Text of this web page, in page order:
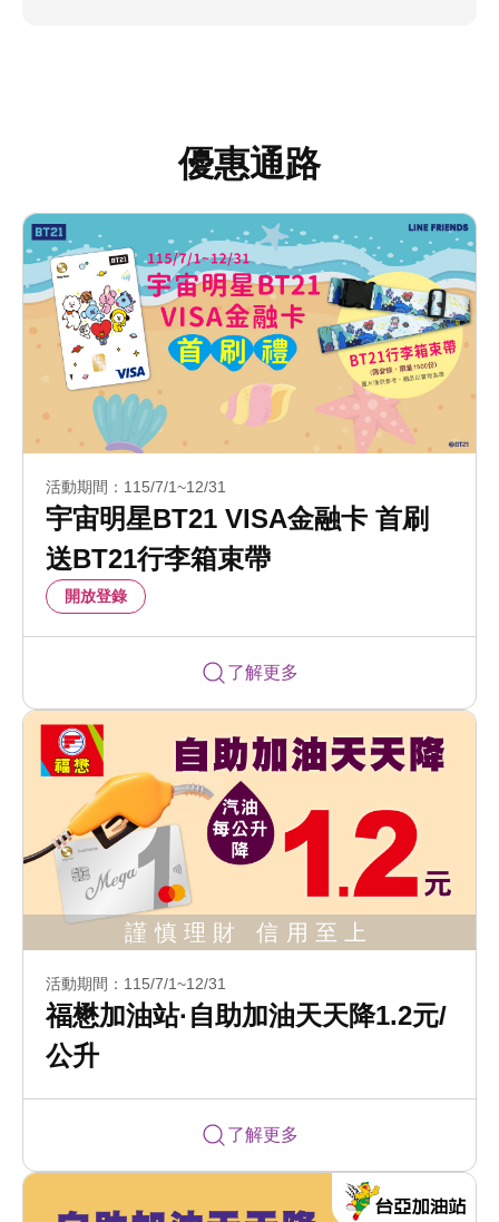
優惠通路
活動期間：115/7/1~12/31
宇宙明星BT21 VISA金融卡 首刷
送BT21行李箱束帶
開放登錄
了解更多
活動期間：115/7/1~12/31
福懋加油站·自助加油天天降1.2元/
公升
了解更多